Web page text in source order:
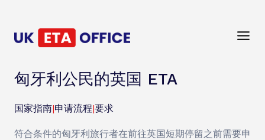
匈牙利公民的英国 ETA
国家指南|申请流程|要求
符合条件的匈牙利旅行者在前往英国短期停留之前需要申